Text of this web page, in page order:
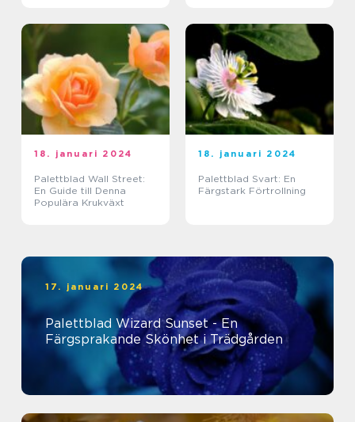
18. januari 2024
Palettblad Wall Street:
En Guide till Denna
Populära Krukväxt
18. januari 2024
Palettblad Svart: En
Färgstark Förtrollning
17. januari 2024
Palettblad Wizard Sunset - En
Färgsprakande Skönhet i Trädgården